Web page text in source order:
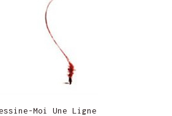
Moi Une Ligne